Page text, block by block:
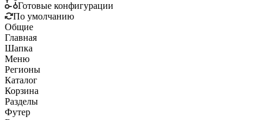
Готовые конфигурации
По умолчанию
Общие
Главная
Шапка
Меню
Регионы
Каталог
Корзина
Разделы
Футер